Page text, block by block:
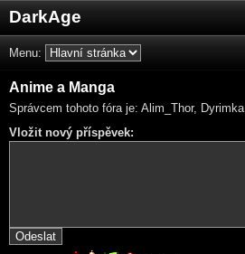
DarkAge
Menu:
Anime a Manga
Správcem tohoto fóra je: Alim_Thor, Dyrimka
Vložit nový příspěvek: